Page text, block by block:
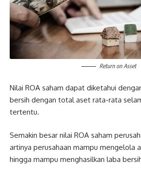
Return on Asset
Nilai ROA saham dapat diketahui
bersih dengan total aset rata-rata
tertentu.
Semakin besar nilai ROA saham
artinya perusahaan mampu mengelola
hingga mampu menghasilkan laba